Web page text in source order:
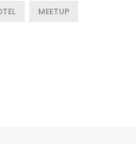
MEETUP